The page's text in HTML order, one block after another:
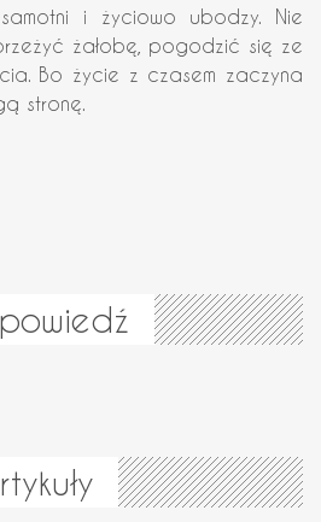
i życiowo ubodzy. Nie
żałobę, pogodzić się ze
Bo życie z czasem zaczyna
stronę.